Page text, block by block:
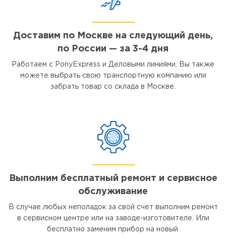
Доставим по Москве на следующий день,
по России — за 3-4 дня
Работаем с PonyExpress и Деловыми линиями. Вы также
можете выбрать свою транспортную компанию или
забрать товар со склада в Москве.
Выполним бесплатный ремонт и сервисное
обслуживание
В случае любых неполадок за свой счет выполним ремонт
в сервисном центре или на заводе-изготовителе. Или
бесплатно заменим прибор на новый.